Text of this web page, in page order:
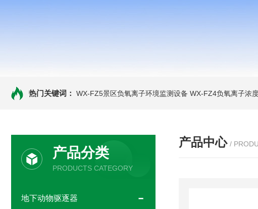
热门关键词： WX-FZ5景区负氧离子环境监测设备 WX-FZ4负氧离子浓
产品分类
PRODUCTS CATEGORY
地下动物驱逐器
产品中心 /